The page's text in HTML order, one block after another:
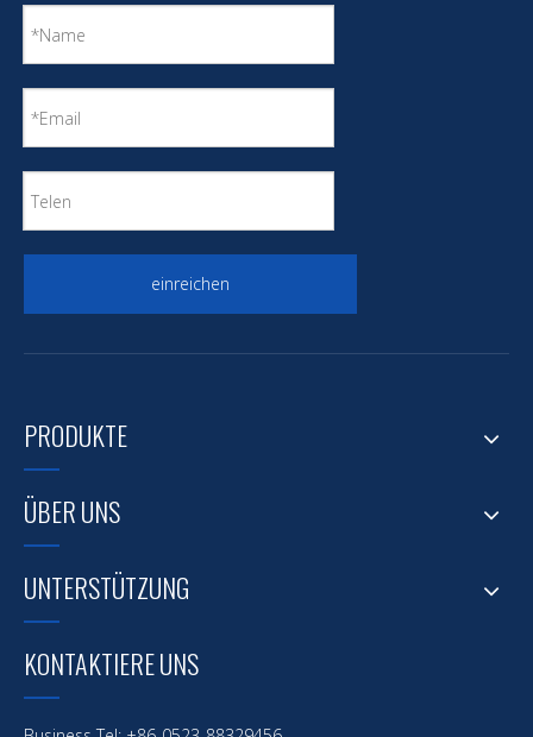
einreichen
PRODUKTE
ÜBER UNS
UNTERSTÜTZUNG
KONTAKTIERE UNS